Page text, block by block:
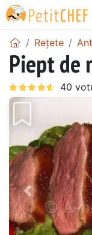
Rețete
Piept de